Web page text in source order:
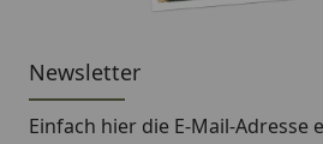
Newsletter
Einfach hier die E-Mail-Adresse